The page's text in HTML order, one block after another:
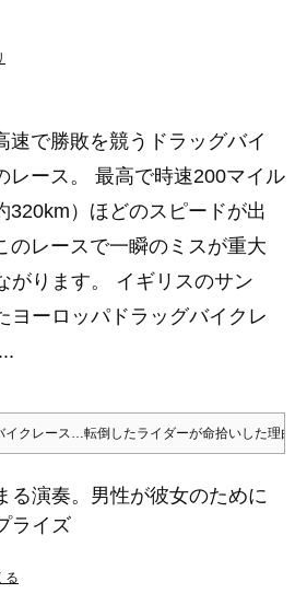
速で勝敗を競うドラッグバイ
レース。 最高で時速200マイル
320km）ほどのスピードが出
のレースで一瞬のミスが重大
がります。 イギリスのサン
ヨーロッパドラッグバイクレ
イクレース…転倒したライダーが命拾いした理
る演奏。男性が彼女のために
ライズ
る